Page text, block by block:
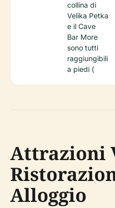
collina di
Velika Petka
e il Cave
Bar More
sono tutti
raggiungibili
a piedi (
Attrazioni
Alloggio